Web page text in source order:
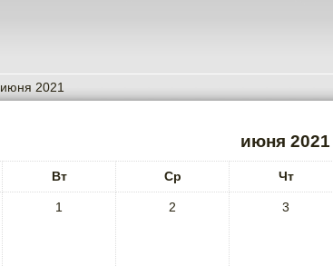
июня 2021
июня 2021
Вт Ср Чт
1 2 3